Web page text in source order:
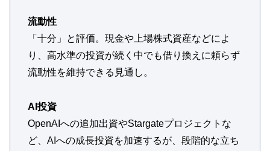
流動性
「十分」と評価。現金や上場株式資産などによ
り、高水準の投資が続く中でも借り換えに頼らず
流動性を維持できる見通し。
AI投資
OpenAIへの追加出資やStargateプロジェクトな
ど、AIへの成長投資を加速するが、段階的な立ち